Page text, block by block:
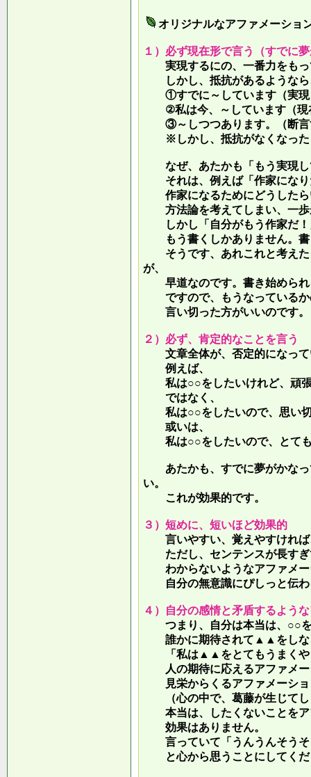
オリジナルなアファメーショ
１）必ず現在形で言う（すでに
実現するにの、一番力をもっ
しかし、抵抗があるような
①すでに～しています（実現
②私は今、～しています（現
③～しつつあります。（断言
※しかし、抵抗がなくなった
なぜ、あたかも「もう実現し
それは、例えば「作家になり
作家になるためにどうしたら
方法論を考えてしまい、一歩
しかし「自分がもう作家だ！
もう書くしかありません。書
そうです、あれこれと考えた
が、
早道なのです。書き始められ
ですので、もうなっているか
言い切った方がいいのです。
２）必ず、肯定的なことを言う
文章全体が、否定的になっ
例えば、
私は○○をしたいけれど、頑張
ではなく、
私は○○をしたいので、思い切
或いは、
私は○○をしたいので、とても
あたかも、すでに夢がかなっ
い。
これが効果的です。
３）短めに、短いほど効果的
言いやすい、覚えやすければ
ただし、センテンスが長すぎ
わからないようなアファメー
自分の無意識にぴしっと伝わ
４）自分の感情と矛盾するよう
つまり、自分は本当は、○○を
誰かに期待されて▲▲をしな
「私は▲▲をとてもうまくや
人の期待に応えるアファメ
見栄からくるアファメーショ
（心の中で、葛藤が生じてし
本当は、したくないことをア
効果はありません。
言っていて 「うんうんそう
と心から思うことにしてくだ